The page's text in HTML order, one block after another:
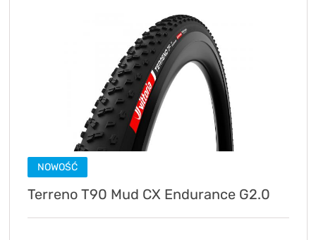
NOWOŚĆ
Terreno T90 Mud CX Endurance G2.0